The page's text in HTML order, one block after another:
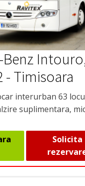
Benz
- Timisoara
interurban 63
suplimentara,
Solicita